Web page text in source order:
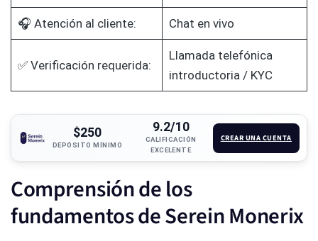
🎧 Atención al cliente: Chat en vivo
✅ Verificación requerida:
Llamada telefónica
introductoria / KYC
$250
DEPÓSITO MÍNIMO
9.2/10
CALIFICACIÓN
EXCELENTE
CREAR UNA CUENTA
Comprensión de los
fundamentos de Serein Monerix